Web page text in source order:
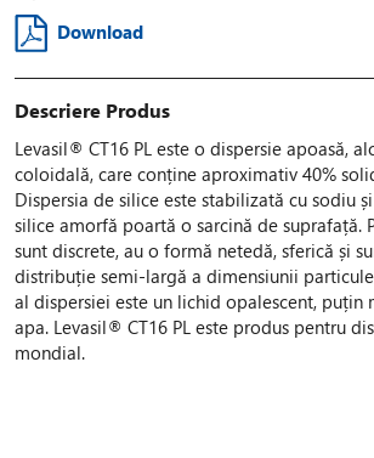
Download
Descriere Produs
Levasil® CT16 PL este o dispersie apoasă,
coloidală, care conține aproximativ 40%
Dispersia de silice este stabilizată cu sodiu
silice amorfă poartă o sarcină de suprafață.
sunt discrete, au o formă netedă, sferică și
distribuție semi-largă a dimensiunii
al dispersiei este un lichid opalescent, puțin
apa. Levasil® CT16 PL este produs pentru
mondial.